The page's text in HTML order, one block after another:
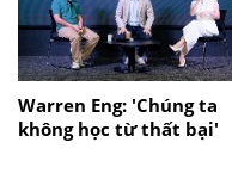
Warren Eng: 'Chúng ta
không học từ thất bại'